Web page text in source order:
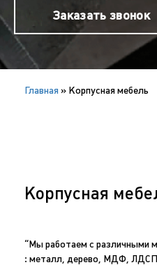
Заказать звонок
Главная » Корпусная мебель
Корпусная
“Мы работаем с различными
: металл, дерево, МДФ,